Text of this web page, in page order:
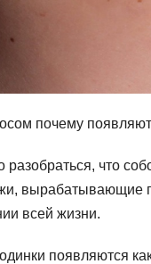
почему
разобраться, что
вырабатывающие
всей жизни.
появляются